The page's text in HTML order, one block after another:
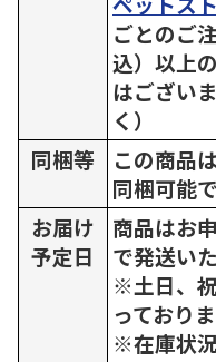
ごとのご
込）以上
はござい
く）
同梱等
この商品は
同梱可能で
お届け
予定日
商品はお
で発送い
※土日、
っておりま
※在庫状